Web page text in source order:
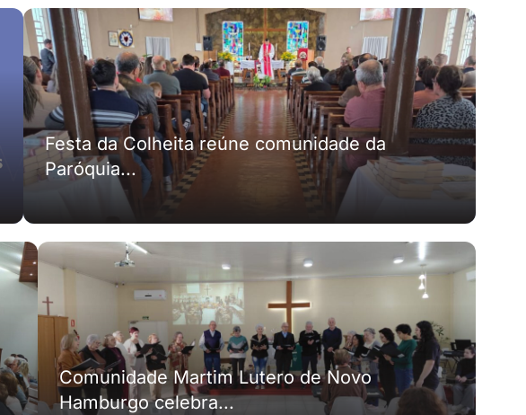
Festa da Colheita reúne comunidade da
Paróquia...
Comunidade Martim Lutero de Novo
Hamburgo celebra...